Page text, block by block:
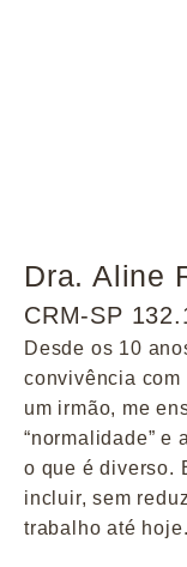
Dra. Aline
CRM-SP
Desde os 10
convivência com
um irmão, me
“normalidade” e
o que é diverso.
incluir, sem
trabalho até hoje.